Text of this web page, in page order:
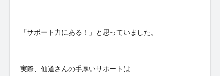
「サポート力にある！」と思っていました。
実際、仙道さんの手厚いサポートは